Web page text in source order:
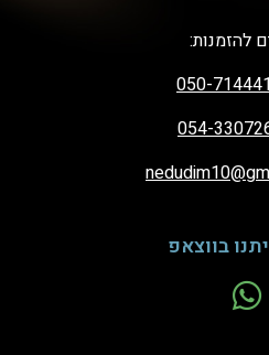
להזמנות:
050-
054-
בווצאפ